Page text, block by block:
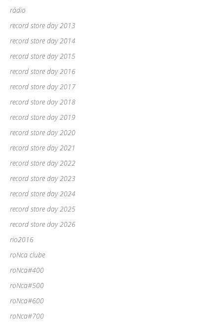
rádio
record store day 2013
record store day 2014
record store day 2015
record store day 2016
record store day 2017
record store day 2018
record store day 2019
record store day 2020
record store day 2021
record store day 2022
record store day 2023
record store day 2024
record store day 2025
record store day 2026
rio2016
roNca clube
roNca#400
roNca#500
roNca#600
roNca#700